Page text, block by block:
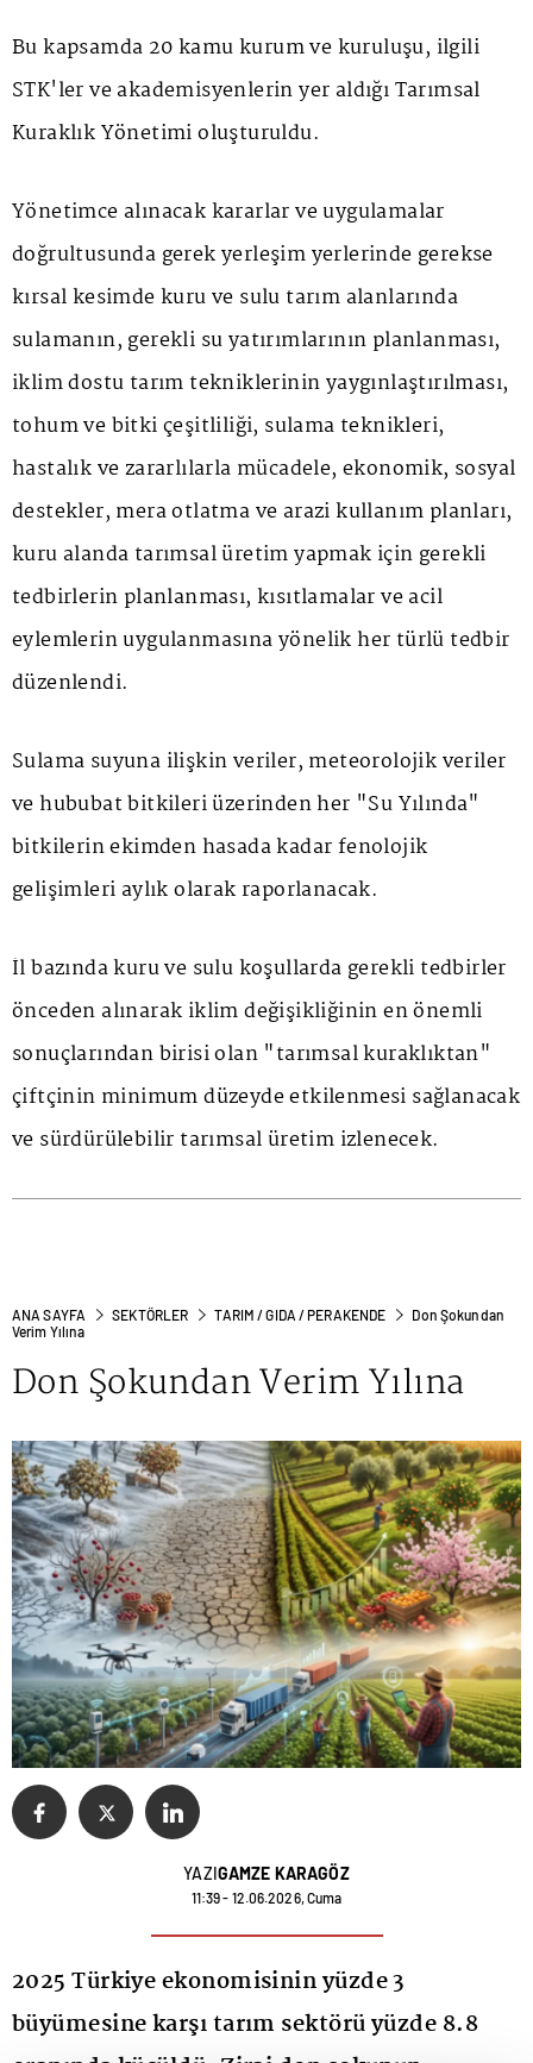
Bu kapsamda 20 kamu kurum ve kuruluşu, ilgili
STK'ler ve akademisyenlerin yer aldığı Tarımsal
Kuraklık Yönetimi oluşturuldu.
Yönetimce alınacak kararlar ve uygulamalar
doğrultusunda gerek yerleşim yerlerinde gerekse
kırsal kesimde kuru ve sulu tarım alanlarında
sulamanın, gerekli su yatırımlarının planlanması,
iklim dostu tarım tekniklerinin yaygınlaştırılması,
tohum ve bitki çeşitliliği, sulama teknikleri,
hastalık ve zararlılarla mücadele, ekonomik, sosyal
destekler, mera otlatma ve arazi kullanım planları,
kuru alanda tarımsal üretim yapmak için gerekli
tedbirlerin planlanması, kısıtlamalar ve acil
eylemlerin uygulanmasına yönelik her türlü tedbir
düzenlendi.
Sulama suyuna ilişkin veriler, meteorolojik veriler
ve hububat bitkileri üzerinden her "Su Yılında"
bitkilerin ekimden hasada kadar fenolojik
gelişimleri aylık olarak raporlanacak.
İl bazında kuru ve sulu koşullarda gerekli tedbirler
önceden alınarak iklim değişikliğinin en önemli
sonuçlarından birisi olan "tarımsal kuraklıktan"
çiftçinin minimum düzeyde etkilenmesi sağlanacak
ve sürdürülebilir tarımsal üretim izlenecek.
ANA SAYFA SEKTÖRLER TARIM / GIDA / PERAKENDE
Don Şokundan
Verim Yılına
Don Şokundan Verim Yılına
YAZIGAMZE KARAGÖZ
11:39 - 12.06.2026, Cuma
2025 Türkiye ekonomisinin yüzde 3
büyümesine karşı tarım sektörü yüzde 8.8